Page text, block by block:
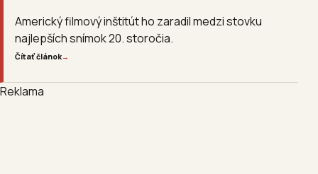
Americký filmový inštitút ho zaradil medzi stovku
najlepších snímok 20. storočia.
Čítať článok→
Reklama